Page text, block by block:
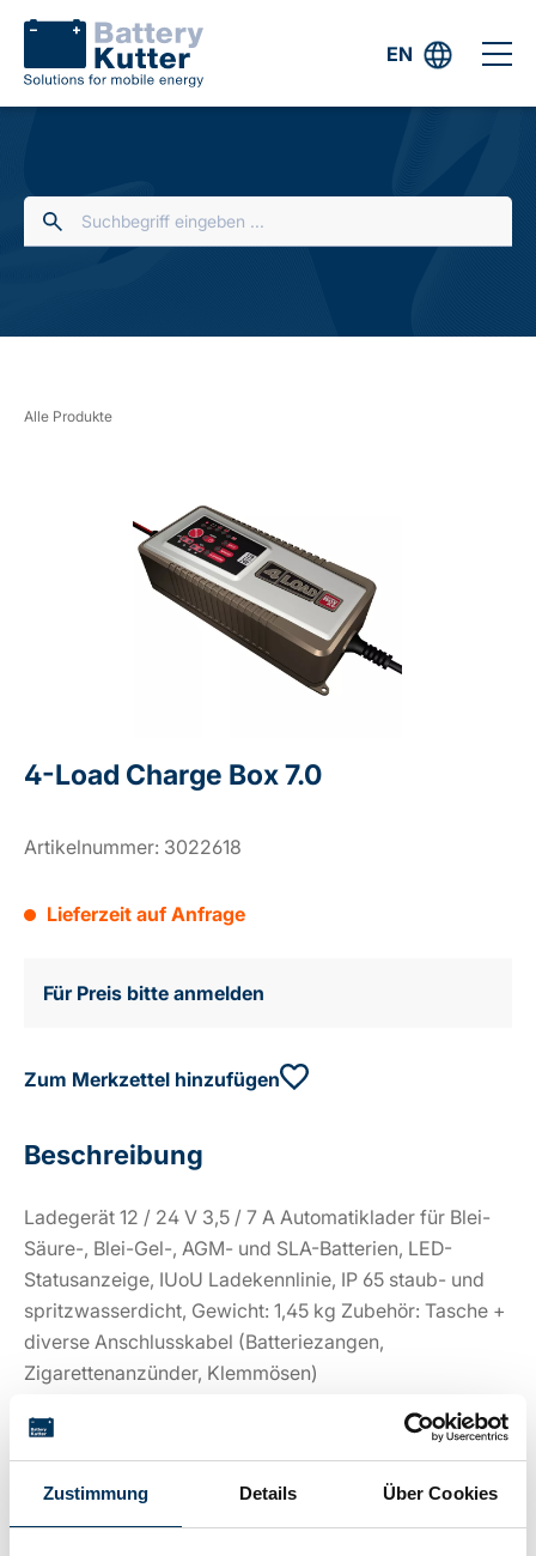
Zustimmung Details Über Cookies
EN
Alle Produkte
4-Load Charge Box 7.0
Artikelnummer: 3022618
Lieferzeit auf Anfrage
Für Preis bitte anmelden
Zum Merkzettel hinzufügen
Beschreibung
Ladegerät 12 / 24 V 3,5 / 7 A Automatiklader für Blei-
Säure-, Blei-Gel-, AGM- und SLA-Batterien, LED-
Statusanzeige, IUoU Ladekennlinie, IP 65 staub- und
spritzwasserdicht, Gewicht: 1,45 kg Zubehör: Tasche +
diverse Anschlusskabel (Batteriezangen,
Zigarettenanzünder, Klemmösen)
Technische Details